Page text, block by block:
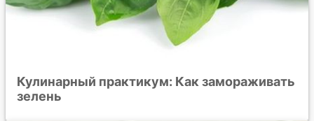
Кулинарный практикум: Как замораживать
зелень